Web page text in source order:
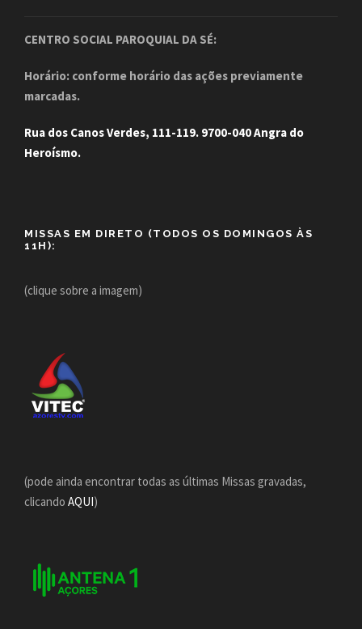
CENTRO SOCIAL PAROQUIAL DA SÉ:
Horário: conforme horário das ações previamente
marcadas.
Rua dos Canos Verdes, 111-119. 9700-040 Angra do
Heroísmo.
MISSAS EM DIRETO (TODOS OS DOMINGOS ÀS
11H):
(clique sobre a imagem)
(pode ainda encontrar todas as últimas Missas gravadas,
clicando AQUI)